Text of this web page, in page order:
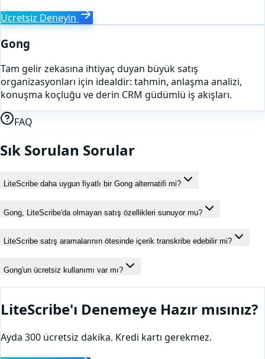
Ücretsiz Deneyin
Gong
Tam gelir zekasına ihtiyaç duyan büyük satış
organizasyonları için idealdir: tahmin, anlaşma analizi,
konuşma koçluğu ve derin CRM güdümlü iş akışları.
FAQ
Sık Sorulan Sorular
LiteScribe daha uygun fiyatlı bir Gong alternatifi mi?
Gong, LiteScribe'da olmayan satış özellikleri sunuyor mu?
LiteScribe satış aramalarının ötesinde içerik transkribe edebilir mi?
Gong'un ücretsiz kullanımı var mı?
LiteScribe'ı Denemeye Hazır mısınız?
Ayda 300 ücretsiz dakika. Kredi kartı gerekmez.